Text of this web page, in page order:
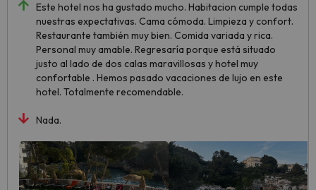
Este hotel nos ha gustado mucho. Habitacion cumple todas
nuestras expectativas. Cama cómoda. Limpieza y confort.
Restaurante también muy bien. Comida variada y rica.
Personal muy amable. Regresaría porque está situado
justo al lado de dos calas maravillosas y hotel muy
confortable . Hemos pasado vacaciones de lujo en este
hotel. Totalmente recomendable.
Nada.